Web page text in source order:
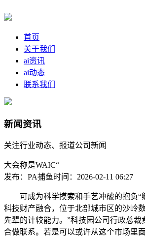
首页
关于我们
ai资讯
ai动态
联系我们
新闻资讯
关注行业动态、报道公司新闻
大会称是WAIC“
发布：PA捕鱼时间：2026-02-11 06:27
可成为科学摸索和手艺冲破的抱负“
科技财产融合，位于北部城市区的沙岭
先辈的计较能力。”科技园公司行政总裁
合做联系。若是可以或许从这个市场里